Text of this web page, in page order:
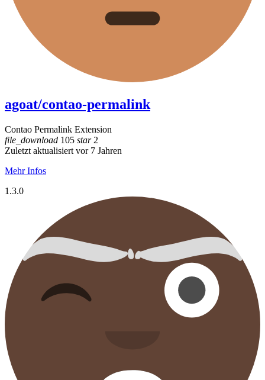
agoat/contao-permalink
Contao Permalink Extension
file_download 105 star2
Zuletzt aktualisiert vor 7 Jahren
Mehr Infos
1.3.0